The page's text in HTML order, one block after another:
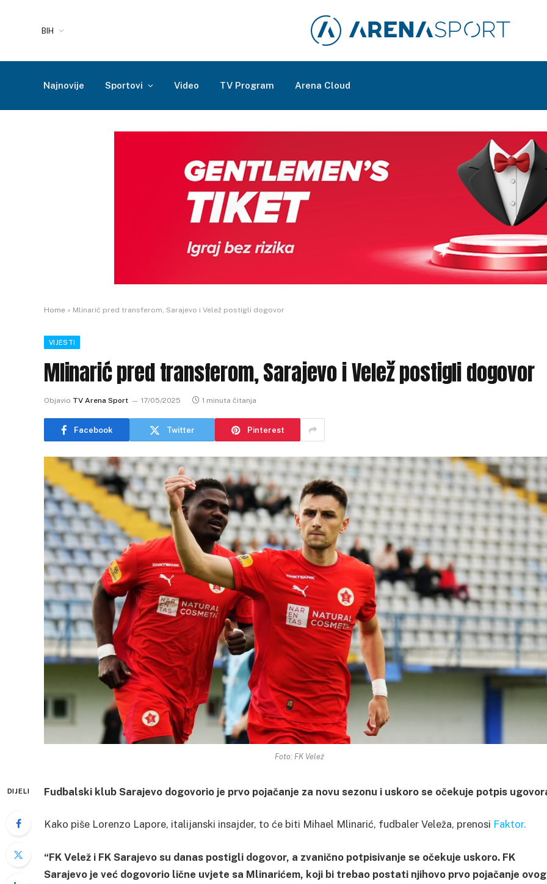
BIH
Najnovije Sportovi Video TV Program Arena Cloud
Home » Mlinarić pred transferom, Sarajevo i Velež postigli dogovor
VIJESTI
Mlinarić pred transferom, Sarajevo i Velež postigli dogovor
Objavio TV Arena Sport 17/05/2025 1 minuta čitanja
Facebook Twitter Pinterest
Foto: FK Velež
DIJELI Fudbalski klub Sarajevo dogovorio je prvo pojačanje za novu sezonu i uskoro se očekuje potpis
Kako piše Lorenzo Lapore, italijanski insajder, to će biti Mihael Mlinarić, fudbaler Veleža, prenosi Faktor.
“FK Velež i FK Sarajevo su danas postigli dogovor, a zvanično potpisivanje se očekuje uskoro. FK
Sarajevo je već dogovorio lične uvjete sa Mlinarićem, koji bi trebao postati njihovo prvo pojačanje ovog